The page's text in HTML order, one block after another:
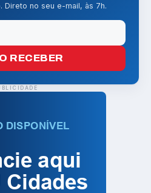
Direto no seu e-mail, às 7h.
RECEBER